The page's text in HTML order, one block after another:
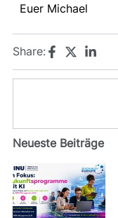
Euer Michael
Share:
Neueste Beiträge